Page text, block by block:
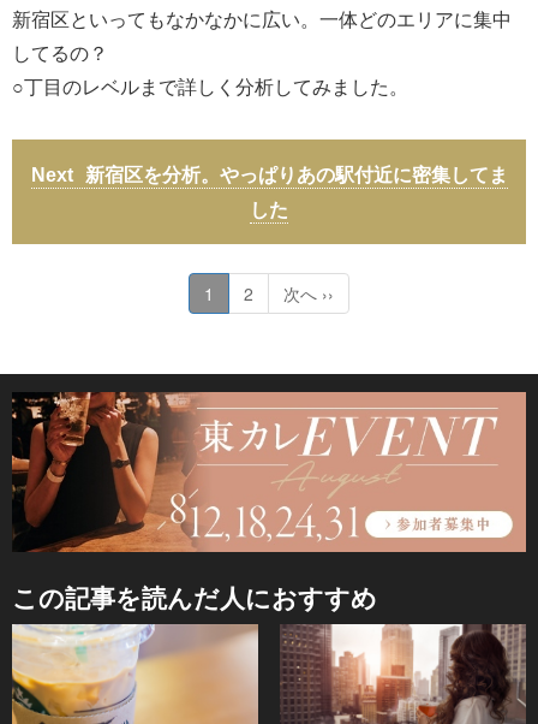
新宿区といってもなかなかに広い。一体どのエリアに集中
してるの？
○丁目のレベルまで詳しく分析してみました。
新宿区を分析。やっぱりあの駅付近に密集してま
した
1 2 次へ ››
この記事を読んだ人におすすめ